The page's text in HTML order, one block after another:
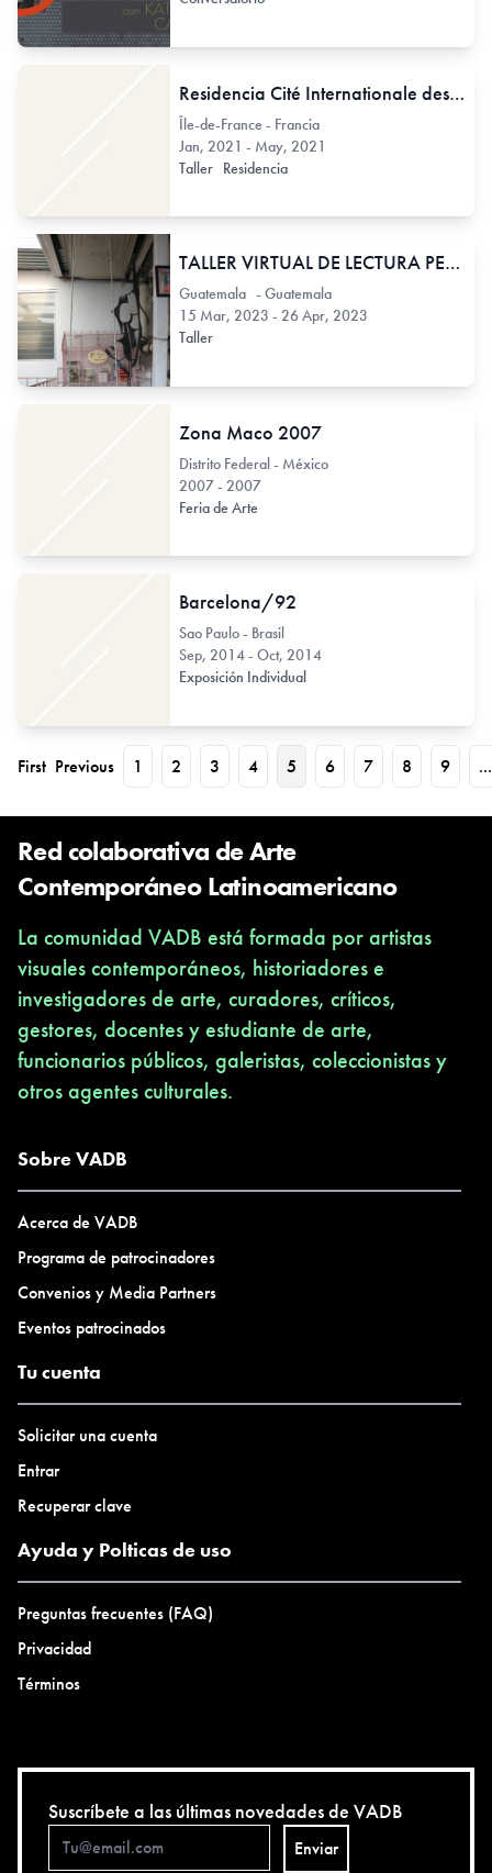
Residencia Cité Internationale des Arts
Île-de-France - Francia
Jan, 2021 - May, 2021
Taller Residencia
TALLER VIRTUAL DE LECTURA PERFORMANCE - SEGUNDA VERSIÓN
Guatemala - Guatemala
15 Mar, 2023 - 26 Apr, 2023
Taller
Zona Maco 2007
Distrito Federal - México
2007 - 2007
Feria de Arte
Barcelona/92
Sao Paulo - Brasil
Sep, 2014 - Oct, 2014
Exposición Individual
First Previous 1 2 3 4 5 6 7 8 9 ...
Red colaborativa de Arte
Contemporáneo Latinoamericano
La comunidad VADB está formada por artistas
visuales contemporáneos, historiadores e
investigadores de arte, curadores, críticos,
gestores, docentes y estudiante de arte,
funcionarios públicos, galeristas, coleccionistas y
otros agentes culturales.
Sobre VADB
Acerca de VADB
Programa de patrocinadores
Convenios y Media Partners
Eventos patrocinados
Tu cuenta
Solicitar una cuenta
Entrar
Recuperar clave
Ayuda y Polticas de uso
Preguntas frecuentes (FAQ)
Privacidad
Términos
Suscríbete a las últimas novedades de VADB
Enviar